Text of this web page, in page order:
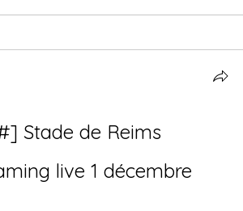
Stade de Reims
live 1 décembre